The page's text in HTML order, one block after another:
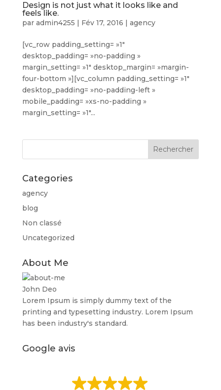
Design is not just what it looks like and
feels like.
par admin4255 | Fév 17, 2016 | agency
[vc_row padding_setting= »1″
desktop_padding= »no-padding »
margin_setting= »1″ desktop_margin= »margin-
four-bottom »][vc_column padding_setting= »1″
desktop_padding= »no-padding-left »
mobile_padding= »xs-no-padding »
margin_setting= »1″...
Categories
agency
blog
Non classé
Uncategorized
About Me
John Deo
Lorem Ipsum is simply dummy text of the
printing and typesetting industry. Lorem Ipsum
has been industry's standard.
Google avis